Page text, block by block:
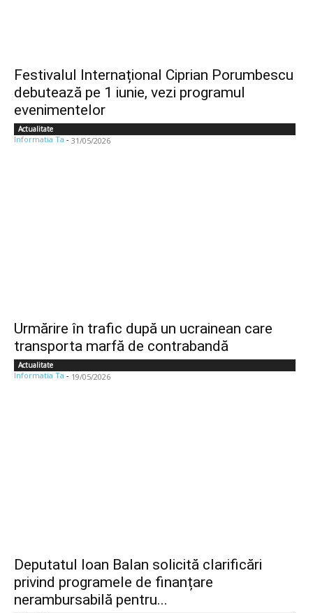
Festivalul Internațional Ciprian Porumbescu
debutează pe 1 iunie, vezi programul
evenimentelor
Actualitate
Informatia Ta - 31/05/2026
Urmărire în trafic după un ucrainean care
transporta marfă de contrabandă
Actualitate
Informatia Ta - 19/05/2026
Deputatul Ioan Balan solicită clarificări
privind programele de finanțare
nerambursabilă pentru...